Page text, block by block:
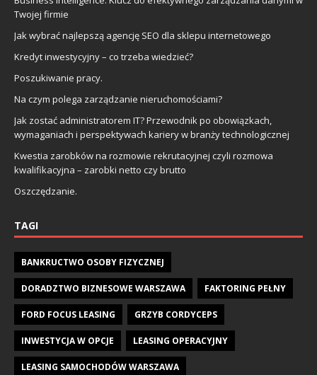
Twojej firmie
Jak wybrać najlepszą agencję SEO dla sklepu internetowego
Kredyt inwestycyjny – co trzeba wiedzieć?
Poszukiwanie pracy.
Na czym polega zarządzanie nieruchomościami?
Jak zostać administratorem IT? Przewodnik po obowiązkach,
wymaganiach i perspektywach kariery w branży technologicznej
Kwestia zarobków na rozmowie rekrutacyjnej czyli rozmowa
kwalifikacyjna – zarobki netto czy brutto
Oszczędzanie.
TAGI
BANKRUCTWO OSOBY FIZYCZNEJ
DORADZTWO BIZNESOWE WARSZAWA FAKTORING PEŁNY
FORD FOCUS LEASING GRZYB CORDYCEPS
INWESTYCJA W OPCJE LEASING OPERACYJNY
LEASING SAMOCHODÓW WARSZAWA